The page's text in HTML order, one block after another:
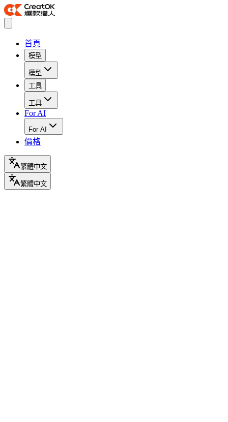
首頁
模型
模型
工具
工具
For AI
For AI
價格
繁體中文
繁體中文